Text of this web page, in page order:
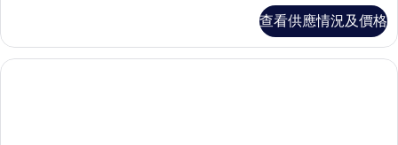
間
臥
1
間
臥
查看供應情況及價格